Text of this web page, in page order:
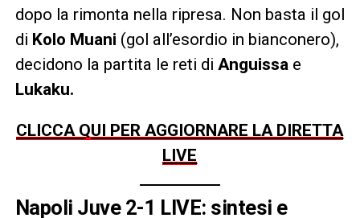
dopo la rimonta nella ripresa. Non basta il gol
di Kolo Muani (gol all’esordio in bianconero),
decidono la partita le reti di Anguissa e
Lukaku.
CLICCA QUI PER AGGIORNARE LA DIRETTA
LIVE
Napoli Juve 2-1 LIVE: sintesi e